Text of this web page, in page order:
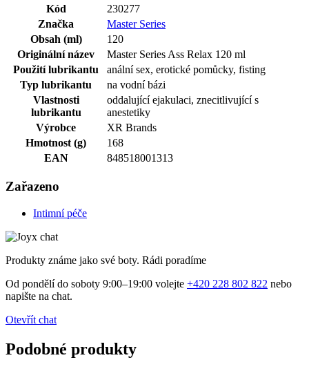
Kód
230277
Značka
Master Series
Obsah (ml)
120
Originální název
Master Series Ass Relax 120 ml
Použití lubrikantu
anální sex, erotické pomůcky, fisting
Typ lubrikantu
na vodní bázi
Vlastnosti
lubrikantu
oddalující ejakulaci, znecitlivující s
anestetiky
Výrobce
XR Brands
Hmotnost (g)
168
EAN
848518001313
Zařazeno
Intimní péče
Produkty známe jako své boty. Rádi poradíme
Od pondělí do soboty 9:00–19:00 volejte +420 228 802 822 nebo
napište na chat.
Otevřít chat
Podobné produkty